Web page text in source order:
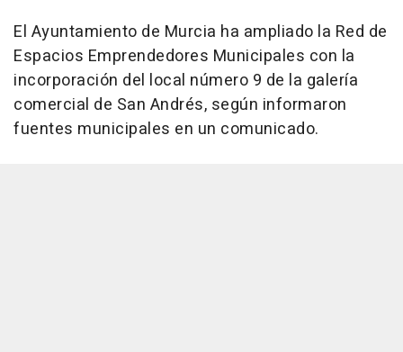
El Ayuntamiento de Murcia ha ampliado la Red de
Espacios Emprendedores Municipales con la
incorporación del local número 9 de la galería
comercial de San Andrés, según informaron
fuentes municipales en un comunicado.